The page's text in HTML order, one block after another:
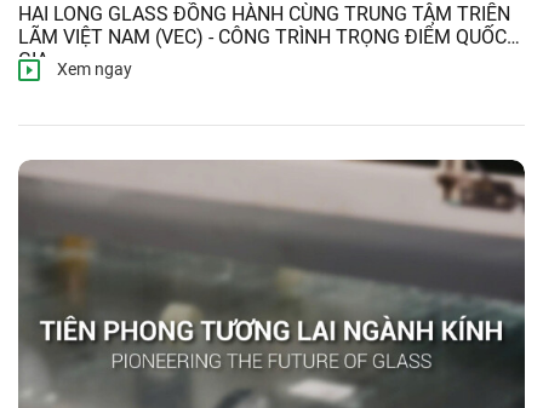
HAI LONG GLASS ĐỒNG HÀNH CÙNG TRUNG TÂM TRIỂN
LÃM VIỆT NAM (VEC) - CÔNG TRÌNH TRỌNG ĐIỂM QUỐC
GIA Xem ngay